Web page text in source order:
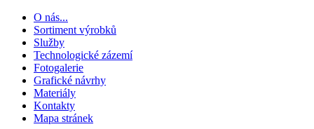
O nás...
Sortiment výrobků
Služby
Technologické zázemí
Fotogalerie
Grafické návrhy
Materiály
Kontakty
Mapa stránek